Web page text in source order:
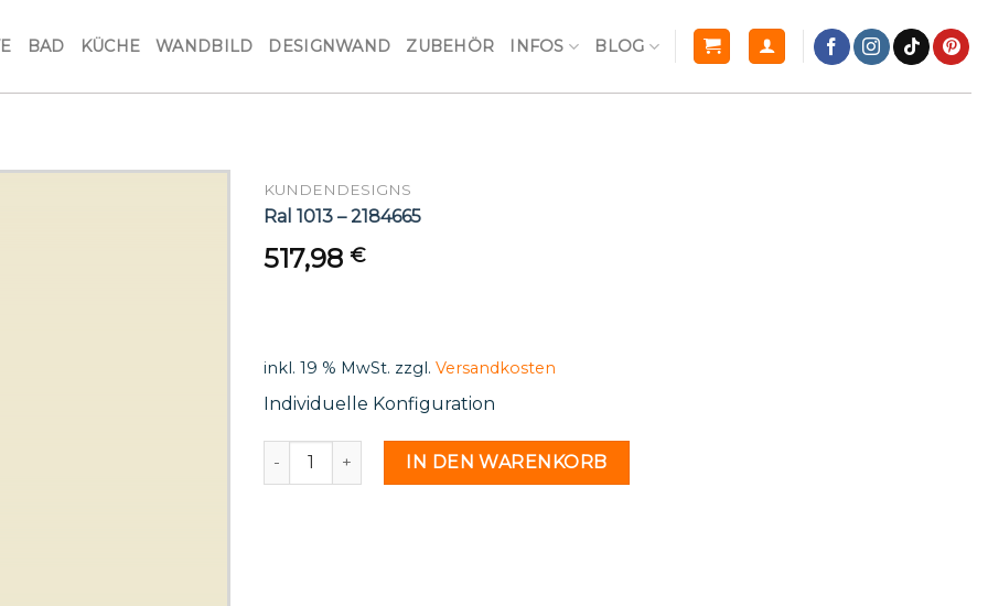
BAD KÜCHE WANDBILD DESIGNWAND ZUBEHÖR INFOS BLOG
KUNDENDESIGNS
Ral 1013 – 2184665
517,98 €
inkl. 19 % MwSt. zzgl. Versandkosten
Individuelle Konfiguration
Ral 1013 - 2184665 MengeIN DEN WARENKORB